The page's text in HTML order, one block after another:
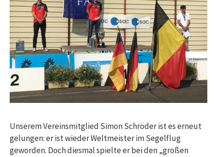
Unserem Vereinsmitglied Simon Schröder ist es erneut
gelungen: er ist wieder Weltmeister im Segelflug
geworden. Doch diesmal spielte er bei den „großen